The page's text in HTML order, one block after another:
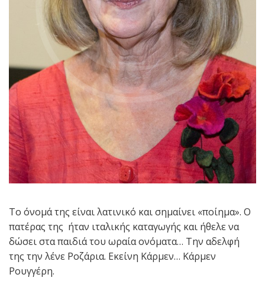
Το όνομά της είναι λατινικό και σημαίνει «ποίημα». Ο
πατέρας της ήταν ιταλικής καταγωγής και ήθελε να
δώσει στα παιδιά του ωραία ονόματα… Την αδελφή
της την λένε Ροζάρια. Εκείνη Κάρμεν… Κάρμεν
Ρουγγέρη.